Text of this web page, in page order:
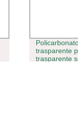
Foglio cavo
doppia